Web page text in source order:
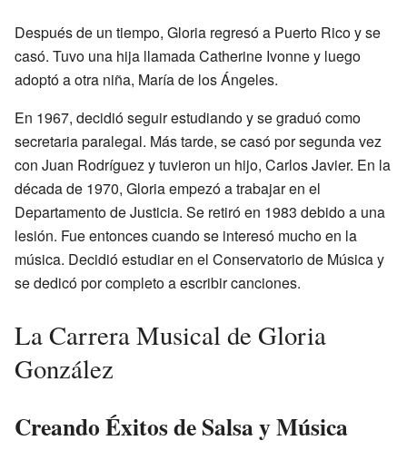
Después de un tiempo, Gloria regresó a Puerto Rico y se
casó. Tuvo una hija llamada Catherine Ivonne y luego
adoptó a otra niña, María de los Ángeles.
En 1967, decidió seguir estudiando y se graduó como
secretaria paralegal. Más tarde, se casó por segunda vez
con Juan Rodríguez y tuvieron un hijo, Carlos Javier. En la
década de 1970, Gloria empezó a trabajar en el
Departamento de Justicia. Se retiró en 1983 debido a una
lesión. Fue entonces cuando se interesó mucho en la
música. Decidió estudiar en el Conservatorio de Música y
se dedicó por completo a escribir canciones.
La Carrera Musical de Gloria
González
Creando Éxitos de Salsa y Música